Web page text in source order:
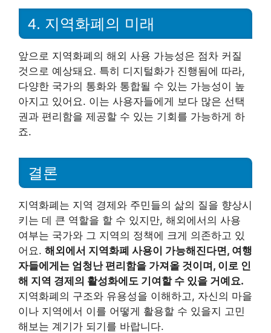
4. 지역화폐의 미래
앞으로 지역화폐의 해외 사용 가능성은 점차 커질
것으로 예상돼요. 특히 디지털화가 진행됨에 따라,
다양한 국가의 통화와 통합될 수 있는 가능성이 높
아지고 있어요. 이는 사용자들에게 보다 많은 선택
권과 편리함을 제공할 수 있는 기회를 가능하게 하
죠.
결론
지역화폐는 지역 경제와 주민들의 삶의 질을 향상시
키는 데 큰 역할을 할 수 있지만, 해외에서의 사용
여부는 국가와 그 지역의 정책에 크게 의존하고 있
어요. 해외에서 지역화폐 사용이 가능해진다면, 여행
자들에게는 엄청난 편리함을 가져올 것이며, 이로 인
해 지역 경제의 활성화에도 기여할 수 있을 거예요.
지역화폐의 구조와 유용성을 이해하고, 자신의 마을
이나 지역에서 이를 어떻게 활용할 수 있을지 고민
해보는 계기가 되기를 바랍니다.